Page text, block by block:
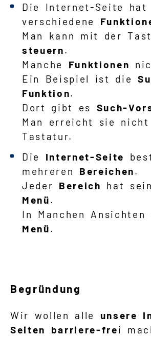
Die Internet-Seite hat
verschiedene
Man kann mit der
steuern.
Manche Funktionen
Ein Beispiel ist die
Funktion.
Dort gibt es Such-
Man erreicht sie
Tastatur.
Die Internet-Seite
mehreren Bereichen.
Jeder Bereich
hat
Menü.
In Manchen
Menü.
Begründung
Wir wollen alle unsere
Seiten
barriere-frei